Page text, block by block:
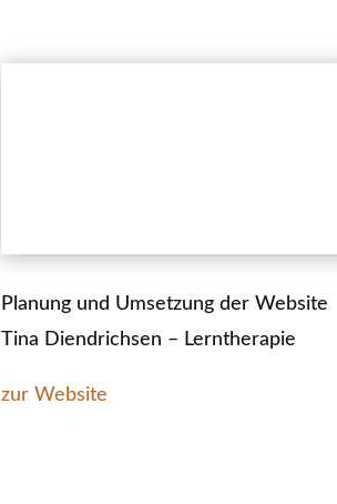
Planung und Umsetzung der Website
Tina Diendrichsen – Lerntherapie
zur Website